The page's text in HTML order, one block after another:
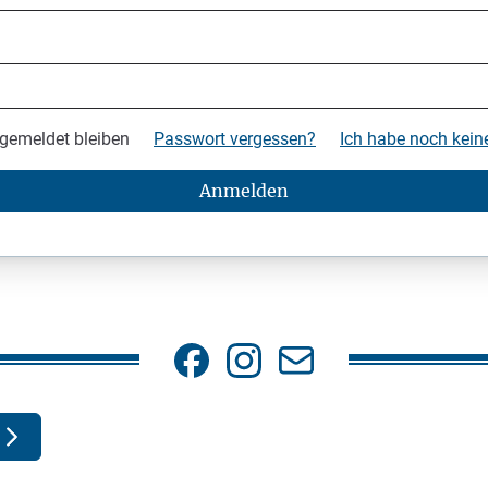
bleiben Passwort vergessen? Ich habe noch
Anmelden